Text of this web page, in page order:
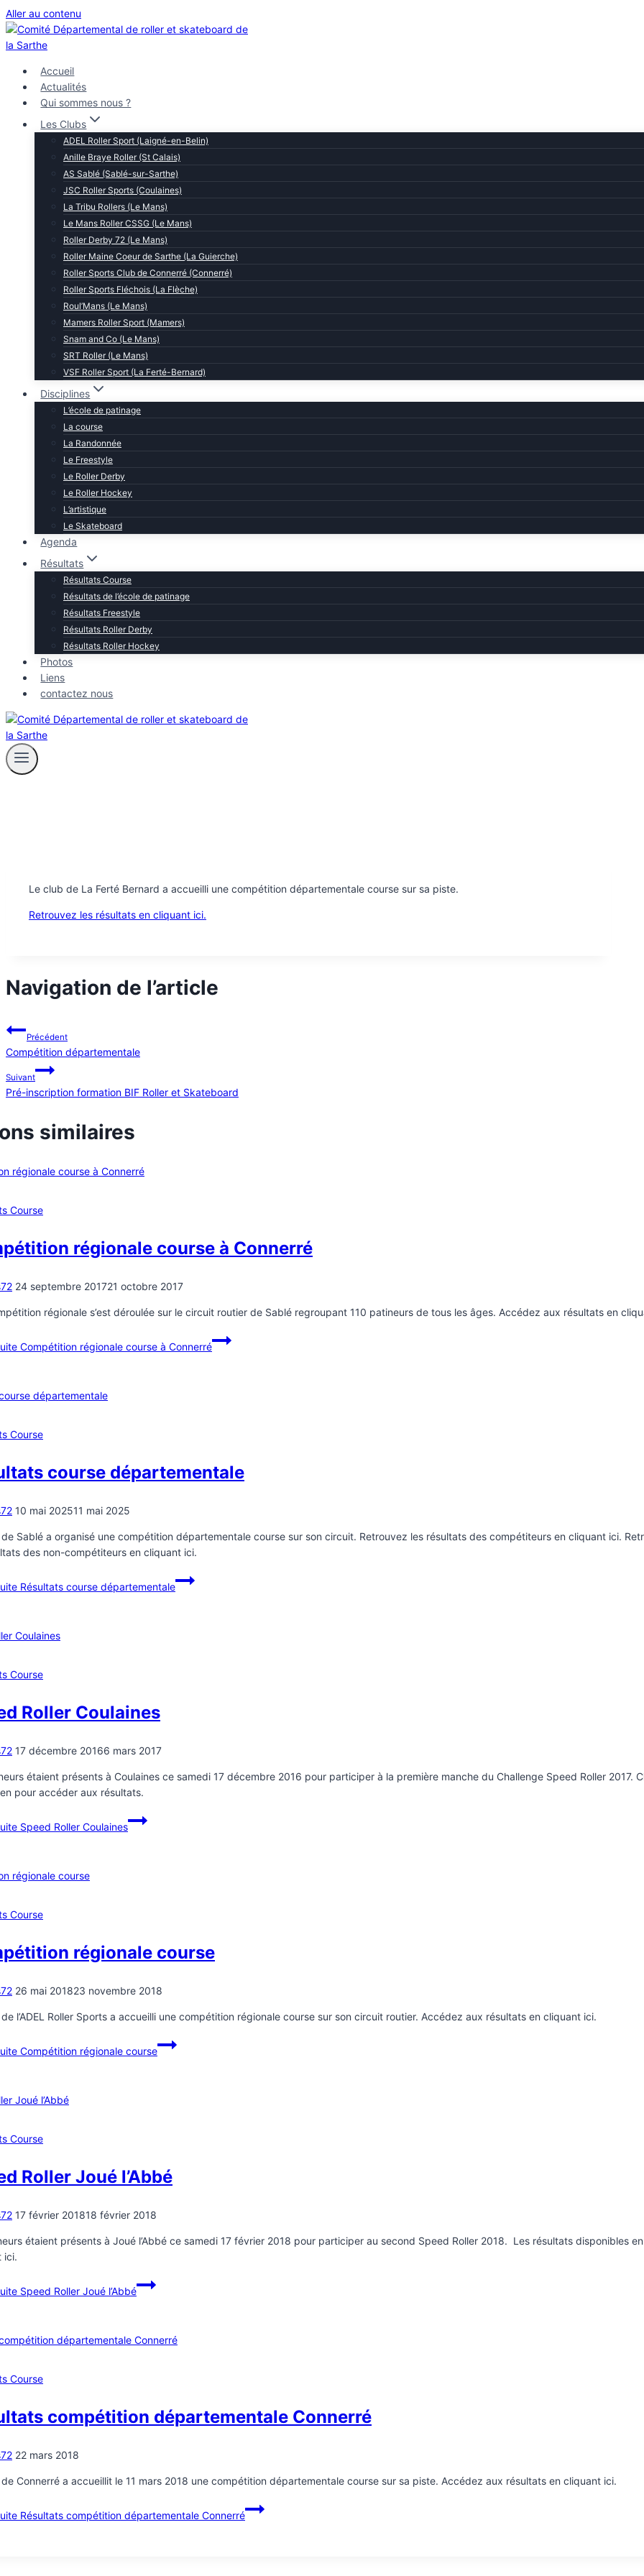
Aller au contenu
Accueil
Actualités
Qui sommes nous ?
Les Clubs
ADEL Roller Sport (Laigné-en-Belin)
Anille Braye Roller (St Calais)
AS Sablé (Sablé-sur-Sarthe)
JSC Roller Sports (Coulaines)
La Tribu Rollers (Le Mans)
Le Mans Roller CSSG (Le Mans)
Roller Derby 72 (Le Mans)
Roller Maine Coeur de Sarthe (La Guierche)
Roller Sports Club de Connerré (Connerré)
Roller Sports Fléchois (La Flèche)
Roul’Mans (Le Mans)
Mamers Roller Sport (Mamers)
Snam and Co (Le Mans)
SRT Roller (Le Mans)
VSF Roller Sport (La Ferté-Bernard)
Disciplines
L’école de patinage
La course
La Randonnée
Le Freestyle
Le Roller Derby
Le Roller Hockey
L’artistique
Le Skateboard
Agenda
Résultats
Résultats Course
Résultats de l’école de patinage
Résultats Freestyle
Résultats Roller Derby
Résultats Roller Hockey
Photos
Liens
contactez nous
Le club de La Ferté Bernard a accueilli une compétition départementale course sur sa piste.
Retrouvez les résultats en cliquant ici.
Navigation de l’article
Précédent
Compétition départementale
Suivant
Pré-inscription formation BIF Roller et Skateboard
similaires
Course
régionale course à Connerré
24 septembre 201721 octobre 2017
régionale s’est déroulée sur le circuit routier de Sablé regroupant 110 patineurs de tous les âges. Accédez aux résultats en
Compétition régionale course à Connerré
Course
course départementale
10 mai 202511 mai 2025
Sablé a organisé une compétition départementale course sur son circuit. Retrouvez les résultats des compétiteurs en cliquant ici.
des non-compétiteurs en cliquant ici.
Résultats course départementale
Course
Roller Coulaines
17 décembre 20166 mars 2017
étaient présents à Coulaines ce samedi 17 décembre 2016 pour participer à la première manche du Challenge Speed Roller 2017.
pour accéder aux résultats.
Speed Roller Coulaines
Course
régionale course
26 mai 201823 novembre 2018
l’ADEL Roller Sports a accueilli une compétition régionale course sur son circuit routier. Accédez aux résultats en cliquant ici.
Compétition régionale course
Course
Roller Joué l’Abbé
17 février 201818 février 2018
étaient présents à Joué l’Abbé ce samedi 17 février 2018 pour participer au second Speed Roller 2018. Les résultats disponibles en
ici.
Speed Roller Joué l’Abbé
Course
compétition départementale Connerré
22 mars 2018
Connerré a accueillit le 11 mars 2018 une compétition départementale course sur sa piste. Accédez aux résultats en cliquant ici.
Résultats compétition départementale Connerré